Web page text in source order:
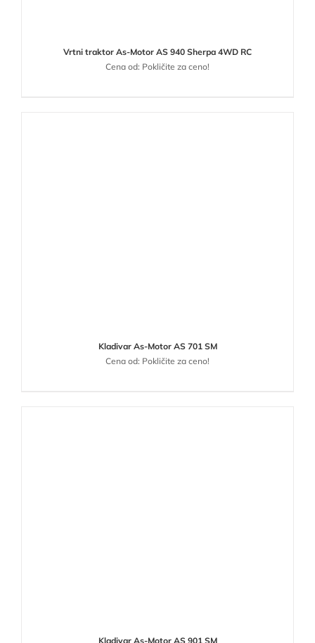
Vrtni traktor As-Motor AS 940 Sherpa 4WD RC
Cena od: Pokličite za ceno!
Kladivar As-Motor AS 701 SM
Cena od: Pokličite za ceno!
Kladivar As-Motor AS 901 SM